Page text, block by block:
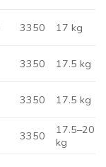
3350 17 kg
3350 17.5 kg
3350 17.5 kg
3350
17.5–20
kg